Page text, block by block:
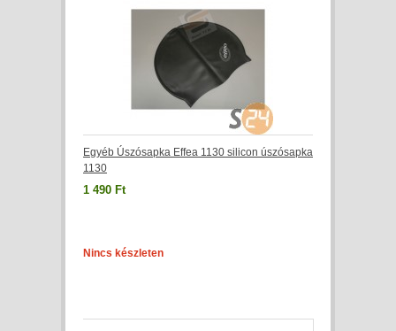
Egyéb Úszósapka Effea 1130 silicon úszósapka
1130
1 490 Ft
Nincs készleten